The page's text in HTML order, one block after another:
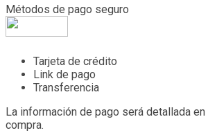
Métodos de pago seguro
Tarjeta de crédito
Link de pago
Transferencia
La información de pago será detallada
compra.